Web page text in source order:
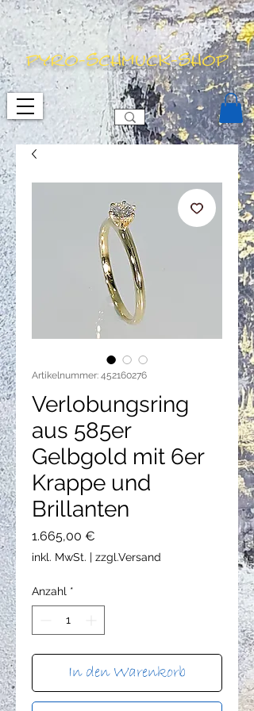
pyro-schmuck-shop
Artikelnummer: 452160276
Verlobungsring
aus 585er
Gelbgold mit 6er
Krappe und
Brillanten
1.665,00 €
inkl. MwSt. | zzgl.Versand
Anzahl *
In den Warenkorb